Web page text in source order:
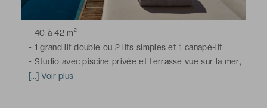
- 40 à 42 m²
- 1 grand lit double ou 2 lits simples et 1 canapé-lit
- Studio avec piscine privée et terrasse vue sur la mer,
climatisation, télévision à écran plat avec chaînes
[...] Voir plus